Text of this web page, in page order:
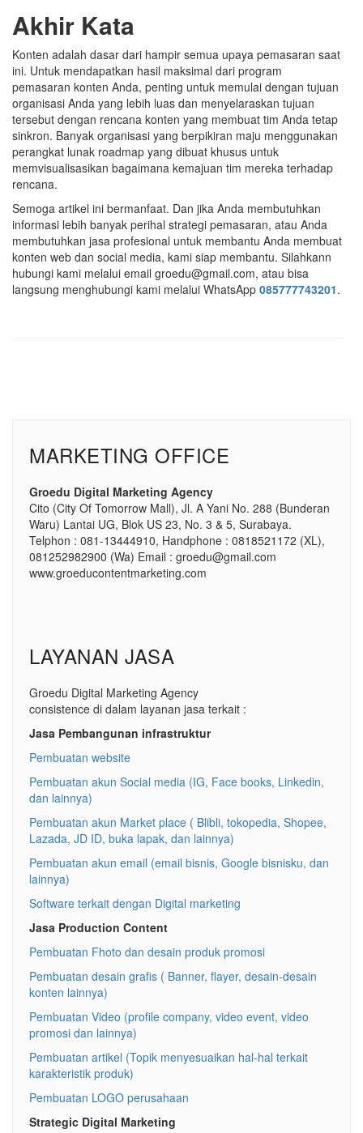
Akhir Kata
Konten adalah dasar dari hampir semua upaya pemasaran saat
ini. Untuk mendapatkan hasil maksimal dari program
pemasaran konten Anda, penting untuk memulai dengan tujuan
organisasi Anda yang lebih luas dan menyelaraskan tujuan
tersebut dengan rencana konten yang membuat tim Anda tetap
sinkron. Banyak organisasi yang berpikiran maju menggunakan
perangkat lunak roadmap yang dibuat khusus untuk
memvisualisasikan bagaimana kemajuan tim mereka terhadap
rencana.
Semoga artikel ini bermanfaat. Dan jika Anda membutuhkan
informasi lebih banyak perihal strategi pemasaran, atau Anda
membutuhkan jasa profesional untuk membantu Anda membuat
konten web dan social media, kami siap membantu. Silahkann
hubungi kami melalui email groedu@gmail.com, atau bisa
langsung menghubungi kami melalui WhatsApp 085777743201.
MARKETING OFFICE
Groedu Digital Marketing Agency
Cito (City Of Tomorrow Mall), Jl. A Yani No. 288 (Bunderan
Waru) Lantai UG, Blok US 23, No. 3 & 5, Surabaya.
Telphon : 081-13444910, Handphone : 0818521172 (XL),
081252982900 (Wa) Email : groedu@gmail.com
www.groeducontentmarketing.com
LAYANAN JASA
Groedu Digital Marketing Agency
consistence di dalam layanan jasa terkait :
Jasa Pembangunan infrastruktur
Pembuatan website
Pembuatan akun Social media (IG, Face books, Linkedin,
dan lainnya)
Pembuatan akun Market place ( Blibli, tokopedia, Shopee,
Lazada, JD ID, buka lapak, dan lainnya)
Pembuatan akun email (email bisnis, Google bisnisku, dan
lainnya)
Software terkait dengan Digital marketing
Jasa Production Content
Pembuatan Fhoto dan desain produk promosi
Pembuatan desain grafis ( Banner, flayer, desain-desain
konten lainnya)
Pembuatan Video (profile company, video event, video
promosi dan lainnya)
Pembuatan artikel (Topik menyesuaikan hal-hal terkait
karakteristik produk)
Pembuatan LOGO perusahaan
Strategic Digital Marketing